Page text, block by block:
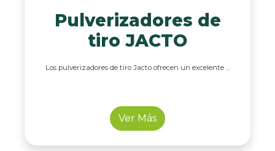
Pulverizadores de
tiro JACTO
Los pulverizadores de tiro Jacto ofrecen un excelente ...
Ver Más